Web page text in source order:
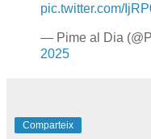
pic.twitter.com/
— Pime al Dia
2025
Comparteix